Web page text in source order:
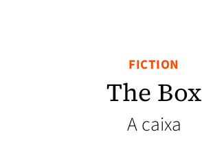
FICTION
The Box
A caixa